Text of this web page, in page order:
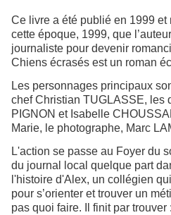
Ce livre a été publié en 1999 et
cette époque, 1999, que
journaliste pour devenir
Chiens écrasés est un roman
Les personnages principaux
chef Christian TUGLASSE, les
PIGNON et Isabelle
Marie, le photographe, Marc
L'action se passe au Foyer du
du journal local quelque part
l'histoire d'Alex, un collégien
pour s’orienter et trouver un
pas quoi faire. Il finit par